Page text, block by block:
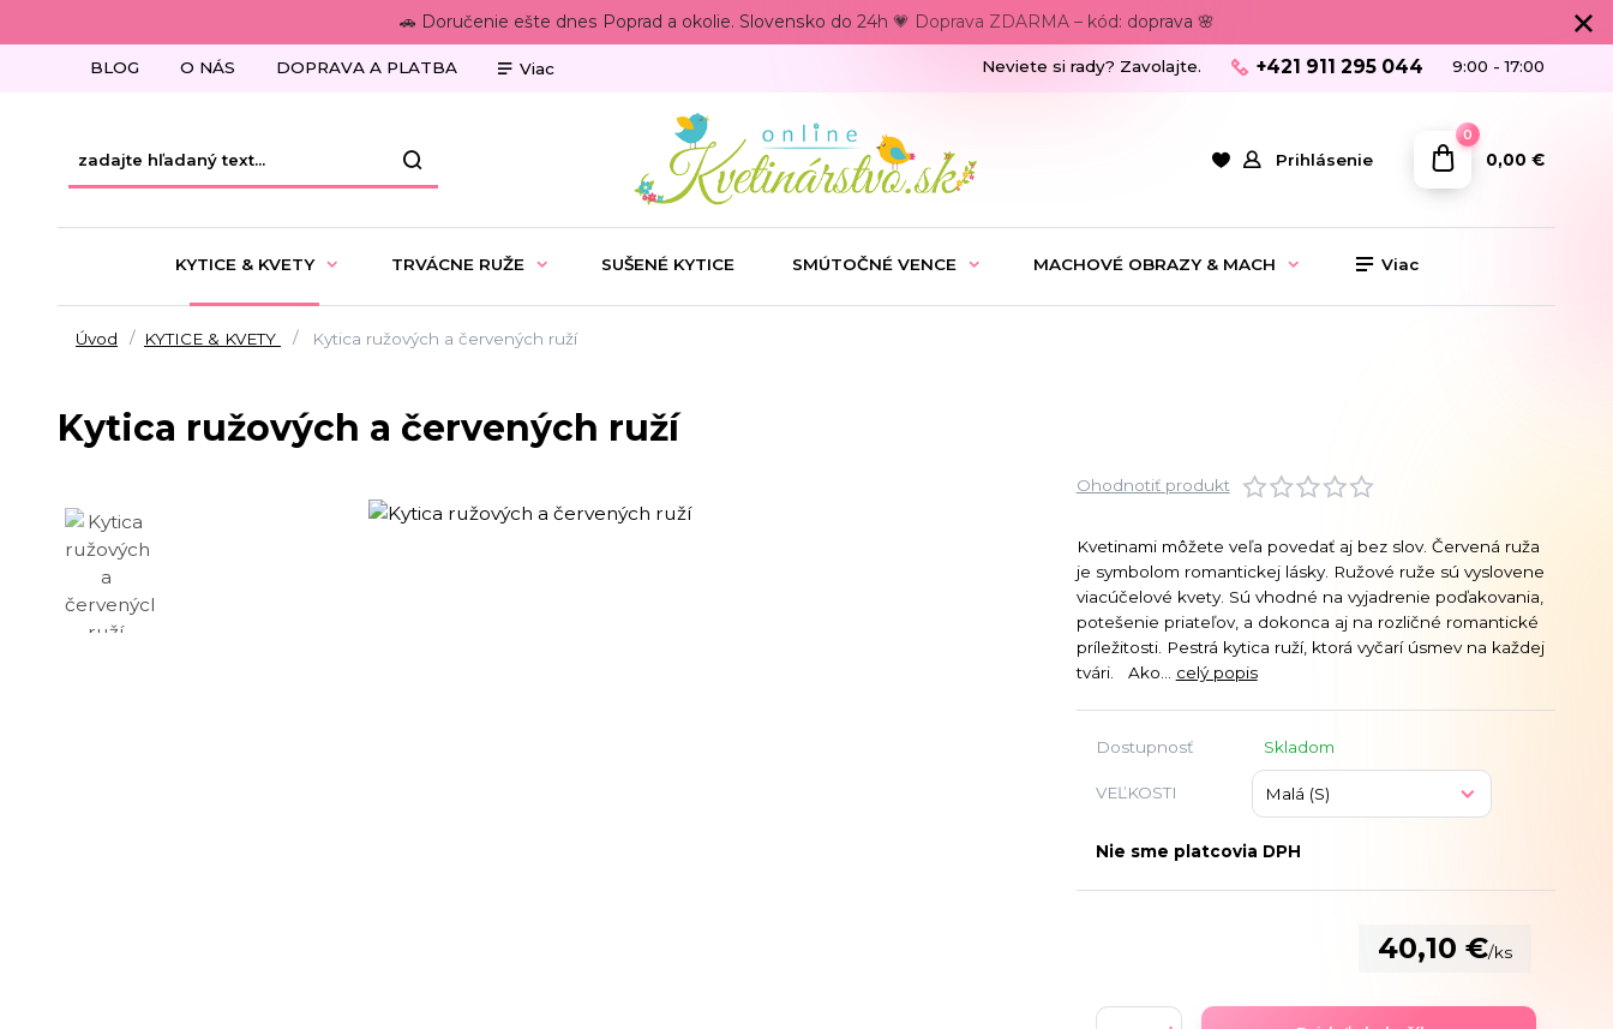
🚗 Doručenie ešte dnes Poprad a okolie. Slovensko do 24h 💗 Doprava ZDARMA – kód: doprava 🌸
BLOG O NÁS DOPRAVA A PLATBA Viac
Prihlásenie
Neviete si rady? Zavolajte. +421 911 295 044 9:00 - 17:00
0
0,00 €
KYTICE & KVETY TRVÁCNE RUŽE SUŠENÉ KYTICE SMÚTOČNÉ VENCE MACHOVÉ OBRAZY & MACH Viac
Úvod KYTICE & KVETY Kytica ružových a červených ruží
Kytica ružových a červených ruží
Ohodnotiť produkt
Kvetinami môžete veľa povedať aj bez slov. Červená ruža
je symbolom romantickej lásky. Ružové ruže sú vyslovene
viacúčelové kvety. Sú vhodné na vyjadrenie poďakovania,
potešenie priateľov, a dokonca aj na rozličné romantické
príležitosti. Pestrá kytica ruží, ktorá vyčarí úsmev na každej
tvári. Ako... celý popis
Dostupnosť Skladom
VEĽKOSTI
Nie sme platcovia DPH
40,10 €/ks